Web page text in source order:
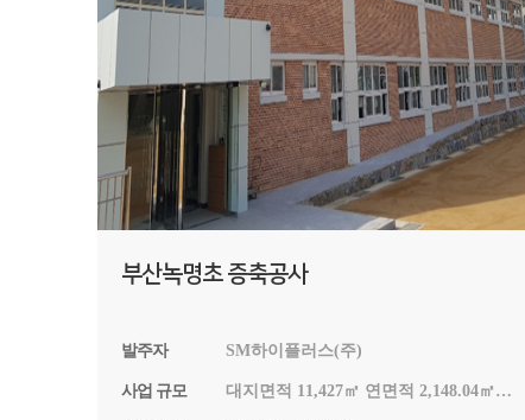
부산녹명초 증축공사
발주자 SM하이플러스(주)
사업 규모
대지면적 11,427㎡ 연면적 2,148.04㎡